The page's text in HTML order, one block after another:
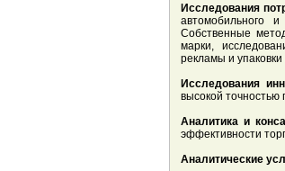
Исследования
автомобильного
Собственные
марки,
рекламы и упаковки
Исследования
высокой точностью
Аналитика и
эффективности
Аналитические